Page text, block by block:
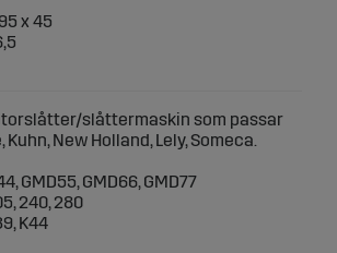
x 45
slåttermaskin som passar
Kuhn, New Holland, Lely, Someca.
GMD55, GMD66, GMD77
240, 280
K44